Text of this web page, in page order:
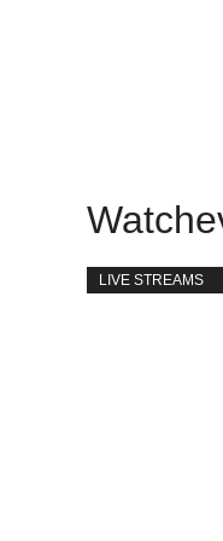
LIVE STREAMS